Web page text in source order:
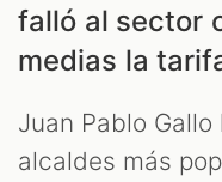
falló al sector
medias la
Juan Pablo
alcaldes más